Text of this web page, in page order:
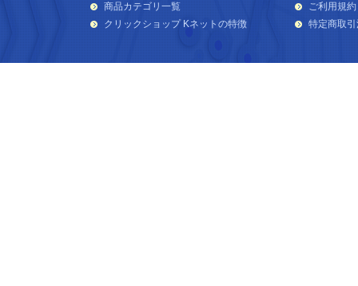
商品カテゴリ一覧
クリックショップ Kネットの特徴
ご利用規約
特定商取